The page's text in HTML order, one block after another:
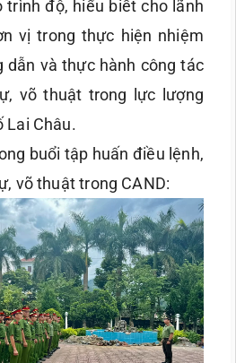
trình độ, hiểu biết cho lãnh
vị trong thực hiện nhiệm
dẫn và thực hành công tác
võ thuật trong lực lượng
Lai Châu.
buổi tập huấn điều lệnh,
võ thuật trong CAND: